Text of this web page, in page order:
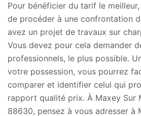
Pour bénéficier du tarif le
de procéder à une confrontation
avez un projet de travaux sur
Vous devez pour cela demander
professionnels, le plus possible.
votre possession, vous pourrez
comparer et identifier celui qui
rapport qualité prix. À Maxey Sur
88630, pensez à vous adresser à